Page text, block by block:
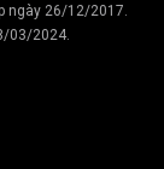
ngày 26/12/2017.
03/2024.